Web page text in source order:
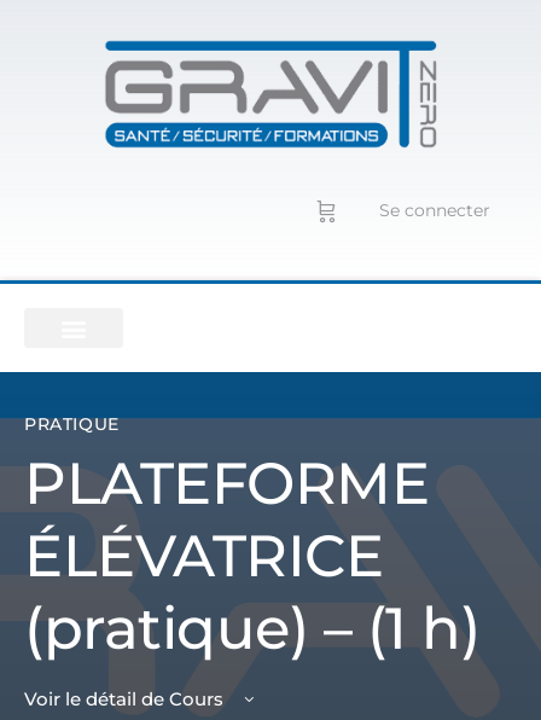
Se connecter
PRATIQUE
PLATEFORME
ÉLÉVATRICE
(pratique) – (1 h)
Voir le détail de Cours